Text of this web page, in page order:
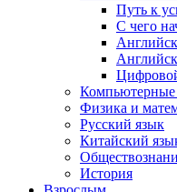
Путь к
С чего
Физика и
Русский язык
Китайский
История